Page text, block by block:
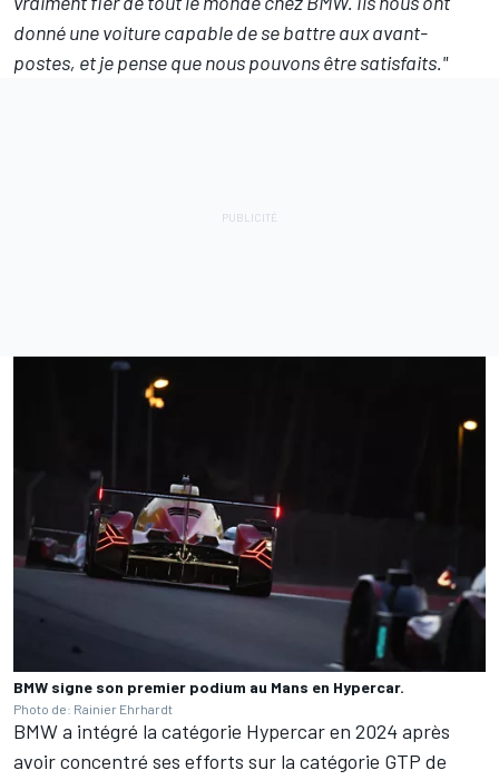
donné une voiture capable de se battre aux avant-
postes, et je pense que nous pouvons être satisfaits."
BMW signe son premier podium au Mans en Hypercar.
Photo de: Rainier Ehrhardt
BMW a intégré la catégorie Hypercar en 2024 après
avoir concentré ses efforts sur la catégorie GTP de